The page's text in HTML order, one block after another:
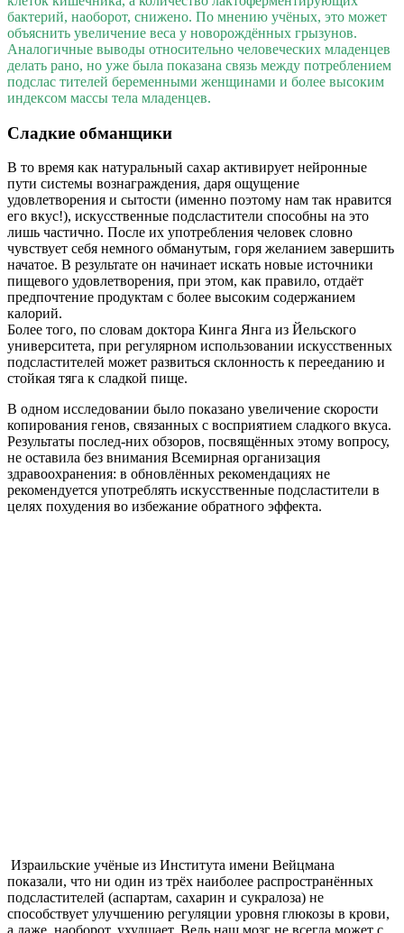
бактерий, наоборот, снижено. По мнению учёных, это может
объяснить увеличение веса у новорождённых грызунов.
Аналогичные выводы относительно человеческих младенцев
делать рано, но уже была показана связь между потреблением
подслас тителей беременными женщинами и более высоким
индексом массы тела младенцев.
Сладкие обманщики
В то время как натуральный сахар активирует нейронные
пути системы вознаграждения, даря ощущение
удовлетворения и сытости (именно поэтому нам так нравится
его вкус!), искусственные подсластители способны на это
лишь частично. После их употребления человек словно
чувствует себя немного обманутым, горя желанием завершить
начатое. В результате он начинает искать новые источники
пищевого удовлетворения, при этом, как правило, отдаёт
предпочтение продуктам с более высоким содержанием
калорий.
Более того, по словам доктора Кинга Янга из Йельского
университета, при регулярном использовании искусственных
подсластителей может развиться склонность к перееданию и
стойкая тяга к сладкой пище.
В одном исследовании было показано увеличение скорости
копирования генов, связанных с восприятием сладкого вкуса.
Результаты послед-них обзоров, посвящённых этому вопросу,
не оставила без внимания Всемирная организация
здравоохранения: в обновлённых рекомендациях не
рекомендуется употреблять искусственные подсластители в
целях похудения во избежание обратного эффекта.
Израильские учёные из Института имени Вейцмана
показали, что ни один из трёх наиболее распространённых
подсластителей (аспартам, сахарин и сукралоза) не
способствует улучшению регуляции уровня глюкозы в крови,